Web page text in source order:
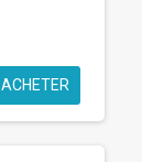
ACHETER